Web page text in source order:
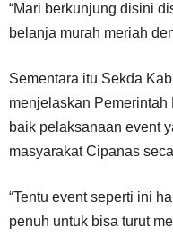
“Mari berkunjung disini
belanja murah meriah
Sementara itu Sekda
menjelaskan
baik pelaksanaan event
masyarakat Cipanas
“Tentu event seperti ini
penuh untuk bisa turut